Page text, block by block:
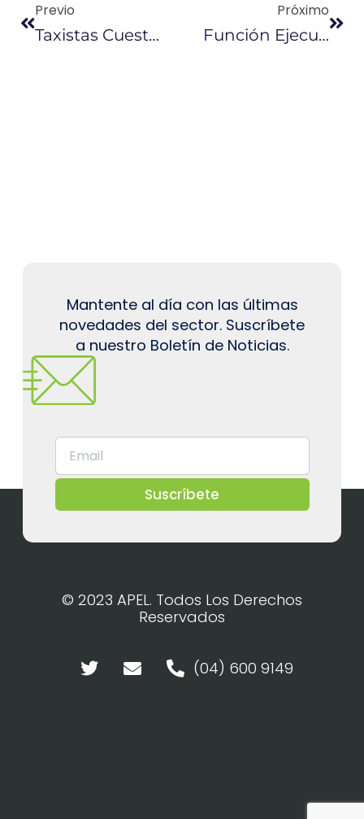
Previo
Taxistas Cuestionan El Incremento De La Gasolina Súper
Próximo
Función Ejecutiva Se Reorganiza Tras Medidas Económicas
Mantente al día con las últimas
novedades del sector. Suscríbete
a nuestro Boletín de Noticias.
Suscríbete
© 2023 APEL. Todos Los Derechos
Reservados
(04) 600 9149